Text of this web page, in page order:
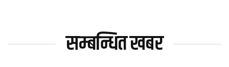
सम्बन्धित खबर